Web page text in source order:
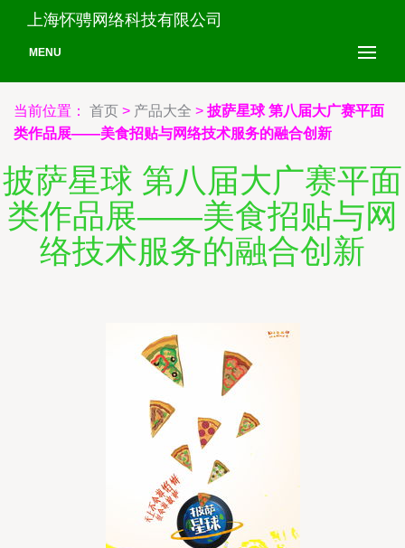
上海怀骋网络科技有限公司
MENU
当前位置： 首页 > 产品大全 > 披萨星球 第八届大广赛平面
类作品展——美食招贴与网络技术服务的融合创新
披萨星球 第八届大广赛平面
类作品展——美食招贴与网
络技术服务的融合创新